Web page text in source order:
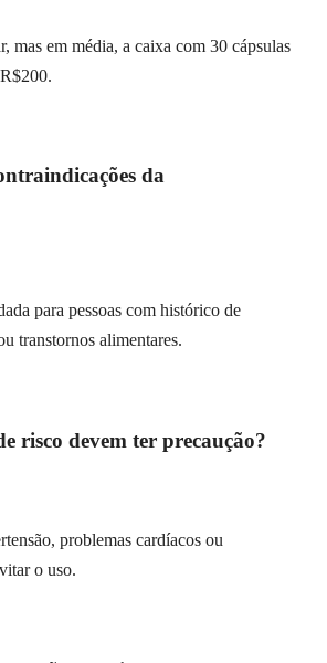
mas em média, a caixa com 30 cápsulas
da
para pessoas com histórico de
transtornos alimentares.
risco devem ter precaução?
problemas cardíacos ou
o uso.